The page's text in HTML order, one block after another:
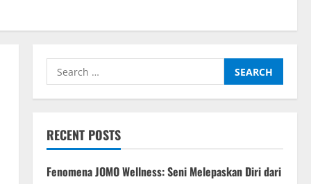
Search
for:
RECENT POSTS
Fenomena JOMO Wellness: Seni Melepaskan Diri dari